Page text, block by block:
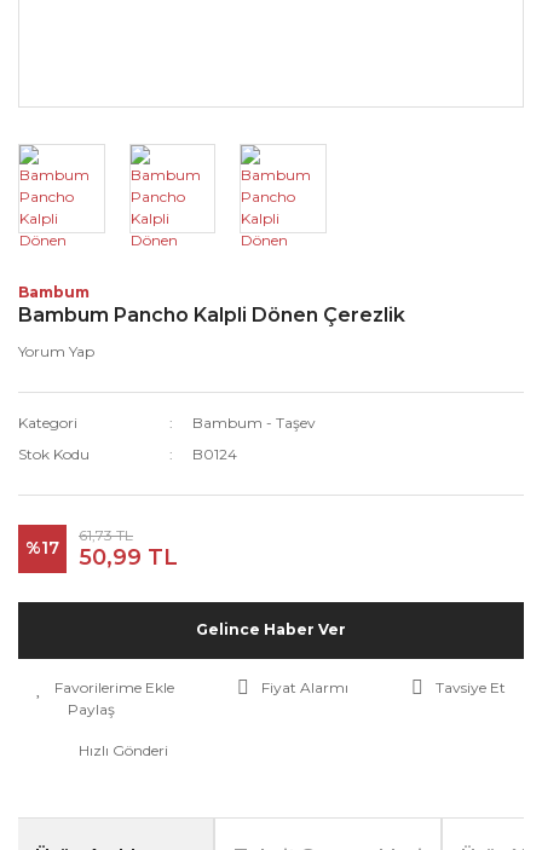
Bambum
Bambum Pancho Kalpli Dönen Çerezlik
Yorum Yap
Kategori
Bambum - Taşev
Stok Kodu
B0124
%17
61,73 TL
50,99 TL
Gelince Haber Ver
Fiyat Alarmı
Tavsiye Et
Paylaş
Hızlı Gönderi